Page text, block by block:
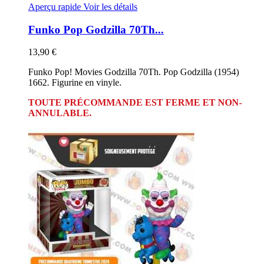
Aperçu rapide Voir les détails
Funko Pop Godzilla 70Th...
13,90 €
Funko Pop! Movies Godzilla 70Th. Pop Godzilla (1954)
1662. Figurine en vinyle.
TOUTE PRÉCOMMANDE EST FERME ET NON-
ANNULABLE.